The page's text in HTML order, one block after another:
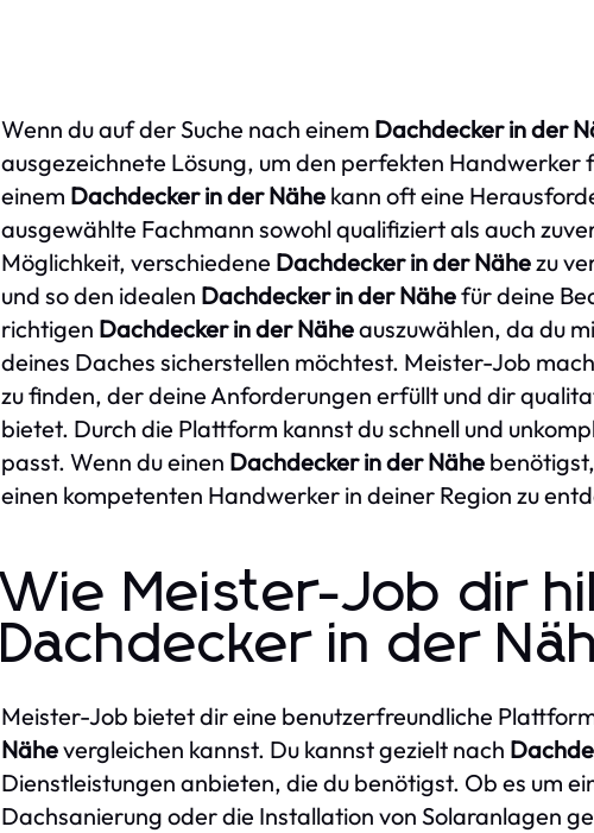
Wenn du auf der Suche nach einem Dachdecker in der
ausgezeichnete Lösung, um den perfekten Handwerker
einem Dachdecker in der Nähe kann oft eine
ausgewählte Fachmann sowohl qualifiziert als auch
Möglichkeit, verschiedene Dachdecker in der Nähezu
und so den idealen Dachdecker in der Nähefür deine
richtigen Dachdecker in der Näheauszuwählen, da du
deines Daches sicherstellen möchtest. Meister-Job
zu finden, der deine Anforderungen erfüllt und dir
bietet. Durch die Plattform kannst du schnell und
passt. Wenn du einen Dachdecker in der Nähe
einen kompetenten Handwerker in deiner Region zu
Wie Meister-Job dir
Dachdecker in der
Meister-Job bietet dir eine benutzerfreundliche
Nähevergleichen kannst. Du kannst gezielt nach
Dienstleistungen anbieten, die du benötigst. Ob es um
Dachsanierung oder die Installation von Solaranlagen